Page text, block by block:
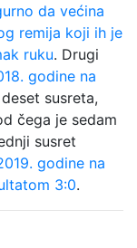
da većina
remija koji ih je
ruku. Drugi
godine na
susreta,
čega je sedam
susret
godine na
3:0.